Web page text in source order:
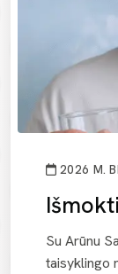
2026 M.
Su Arūnu
taisyklingo